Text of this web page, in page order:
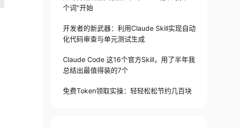
个词"开始
开发者的新武器：利用Claude Skill实现自动
化代码审查与单元测试生成
Claude Code 这16个官方Skill，用了半年我
总结出最值得装的7个
免费Token领取实操：轻轻松松节约几百块